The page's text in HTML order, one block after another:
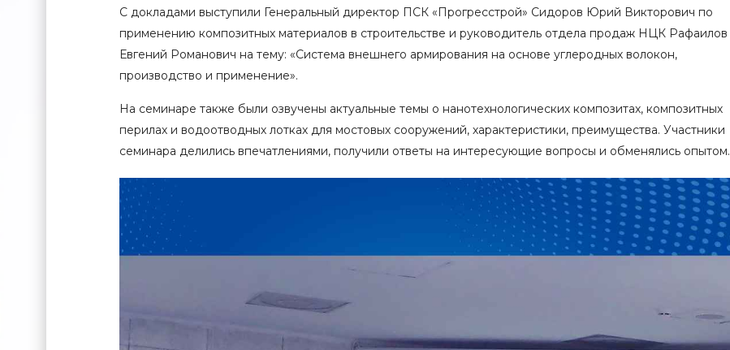
С докладами выступили Генеральный директор ПСК «Прогресстрой» Сидоров Юрий Викторович по
применению композитных материалов в строительстве и руководитель отдела продаж НЦК Рафаилов
Евгений Романович на тему: «Система внешнего армирования на основе углеродных волокон,
производство и применение».
На семинаре также были озвучены актуальные темы о нанотехнологических композитах, композитных
перилах и водоотводных лотках для мостовых сооружений, характеристики, преимущества. Участники
семинара делились впечатлениями, получили ответы на интересующие вопросы и обменялись опытом.